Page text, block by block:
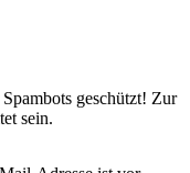
geschützt! Zur
sein.